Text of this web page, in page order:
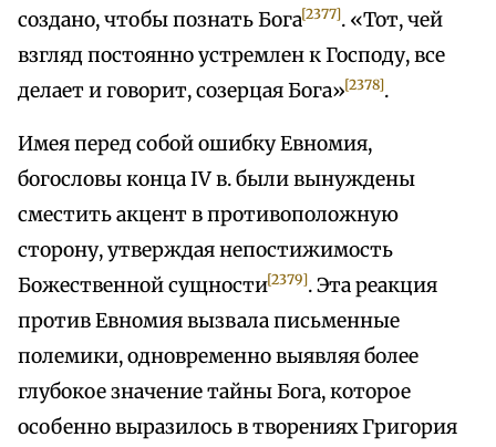
создано, чтобы познать Бога[2377]. «Тот, чей
взгляд постоянно устремлен к Господу, все
делает и говорит, созерцая Бога»[2378].
Имея перед собой ошибку Евномия,
богословы конца IV в. были вынуждены
сместить акцент в противоположную
сторону, утверждая непостижимость
Божественной сущности[2379]. Эта реакция
против Евномия вызвала письменные
полемики, одновременно выявляя более
глубокое значение тайны Бога, которое
особенно выразилось в творениях Григория